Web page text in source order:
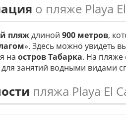
о пляже Playa
пляждлиной 900 метров,
». Здесь можно увидеть
на остров Табарка. На пляже
занятий водными видами
пляжа Playa El